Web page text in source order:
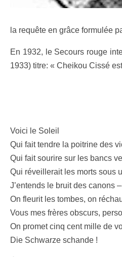
la requête en grâce formulée
En 1932, le Secours rouge
1933) titre: « Cheikou Cissé
Voici le Soleil
Qui fait tendre la poitrine des
Qui fait sourire sur les bancs
Qui réveillerait les morts sous
J’entends le bruit des canons
On fleurit les tombes, on
Vous mes frères obscurs,
On promet cinq cent mille de
Die Schwarze schande !